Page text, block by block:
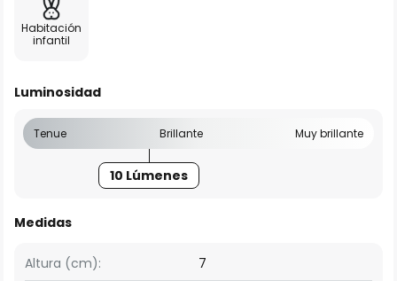
Habitación
infantil
Luminosidad
Tenue Brillante Muy brillante
10 Lúmenes
Medidas
Altura (cm): 7